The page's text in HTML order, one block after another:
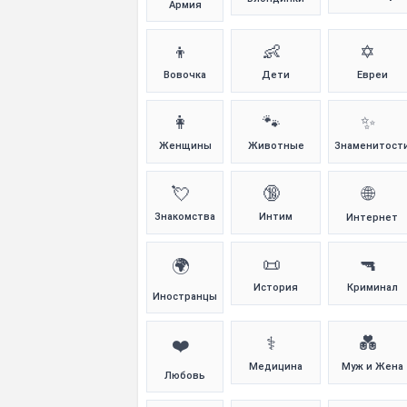
Армия
👦
Вовочка
👶
Дети
✡️
Евреи
👩
Женщины
🐾
Животные
✨
💘
Знакомства
🔞
Интим
🌐
Интернет
🌍
Иностранцы
📜
История
🔫
Криминал
❤️
Любовь
⚕️
Медицина
💑
Муж и Жена